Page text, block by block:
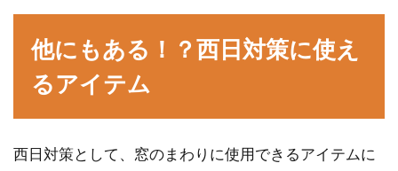
他にもある！？西日対策に使え
るアイテム
西日対策として、窓のまわりに使用できるアイテムに